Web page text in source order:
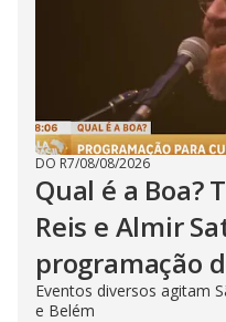
DO R7/08/08/2026
Qual é a Boa?
Reis e Almir
programação
Eventos diversos agitam
e Belém